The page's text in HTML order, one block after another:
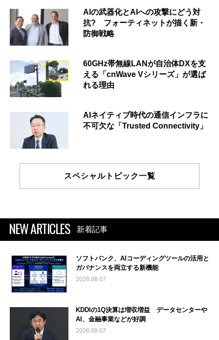
AIの武器化とAIへの攻撃にどう対
抗? フォーティネットが描く新・
防御戦略
60GHz帯無線LANが自治体DXを支
える「cnWave Vシリーズ」が選ば
れる理由
AIネイティブ時代の通信インフラに
不可欠な「Trusted Connectivity」
スペシャルトピック一覧
NEW ARTICLES 新着記事
ソフトバンク、AIコーディングツールの活用と
ガバナンスを両立する新機能
2026.08.07
KDDIの1Q決算は増収増益 データセンターや
AI、金融事業などが好調
2026.08.07